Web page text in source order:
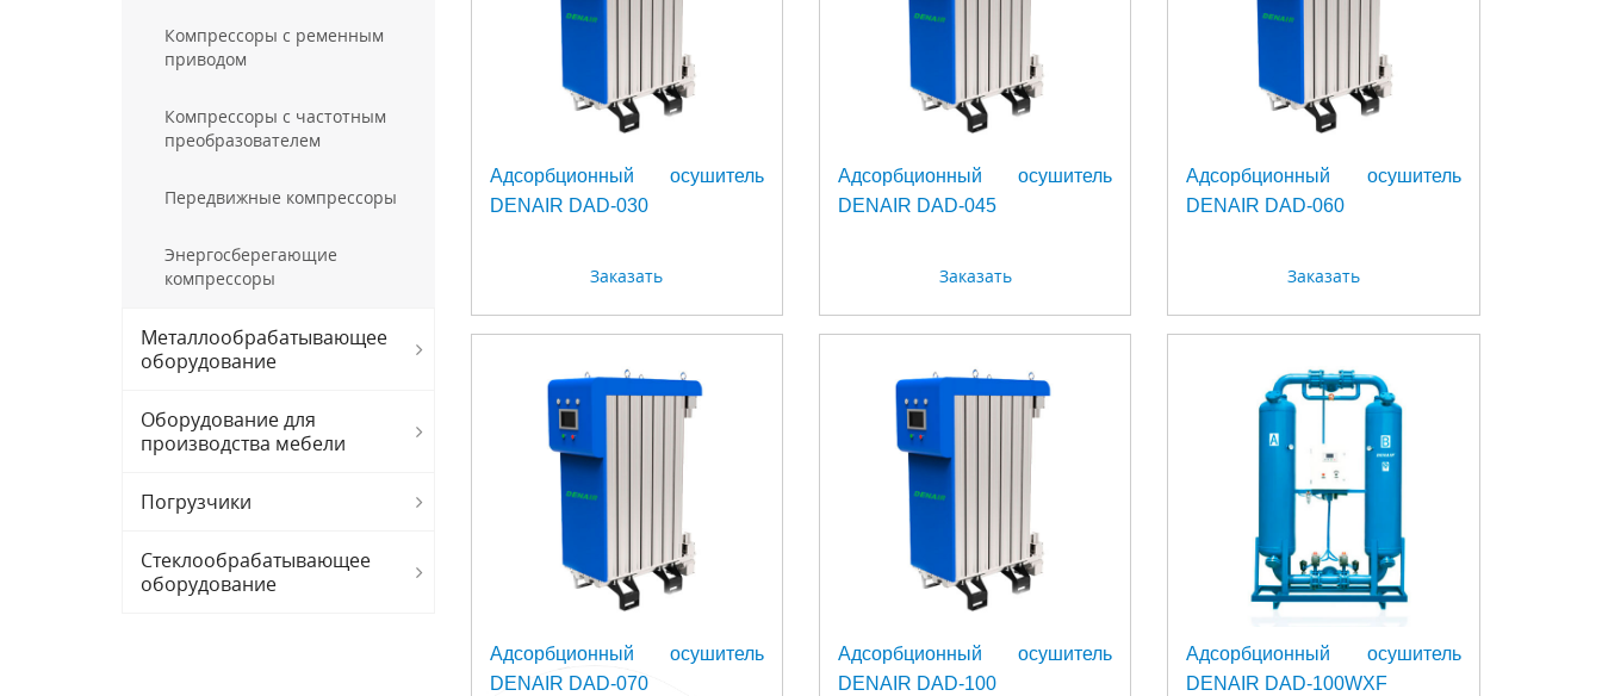
Компрессоры с ременным
приводом
Компрессоры с частотным
преобразователем
Передвижные компрессоры
Энергосберегающие
компрессоры
Металлообрабатывающее
оборудование
Оборудование для
производства мебели
Погрузчики
Стеклообрабатывающее
оборудование
Адсорбционный осушитель
DENAIR DAD-030
Заказать
Адсорбционный осушитель
DENAIR DAD-045
Заказать
Адсорбционный осушитель
DENAIR DAD-060
Заказать
Адсорбционный осушитель
DENAIR DAD-070
Адсорбционный осушитель
DENAIR DAD-100
Адсорбционный осушитель
DENAIR DAD-100WXF